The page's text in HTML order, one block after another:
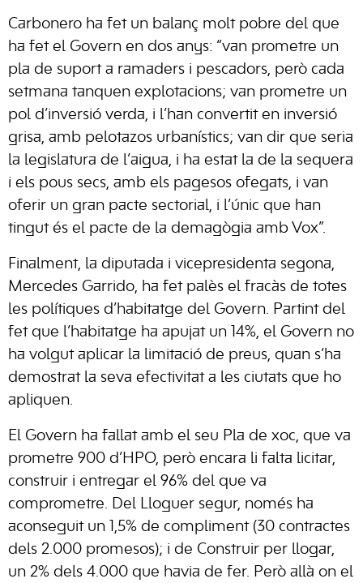
Carbonero ha fet un balanç molt pobre del que
ha fet el Govern en dos anys: “van prometre un
pla de suport a ramaders i pescadors, però cada
setmana tanquen explotacions; van prometre un
pol d’inversió verda, i l’han convertit en inversió
grisa, amb pelotazos urbanístics; van dir que seria
la legislatura de l’aigua, i ha estat la de la sequera
i els pous secs, amb els pagesos ofegats, i van
oferir un gran pacte sectorial, i l’únic que han
tingut és el pacte de la demagògia amb Vox”.
Finalment, la diputada i vicepresidenta segona,
Mercedes Garrido, ha fet palès el fracàs de totes
les polítiques d’habitatge del Govern. Partint del
fet que l’habitatge ha apujat un 14%, el Govern no
ha volgut aplicar la limitació de preus, quan s’ha
demostrat la seva efectivitat a les ciutats que ho
apliquen.
El Govern ha fallat amb el seu Pla de xoc, que va
prometre 900 d’HPO, però encara li falta licitar,
construir i entregar el 96% del que va
comprometre. Del Lloguer segur, només ha
aconseguit un 1,5% de compliment (30 contractes
dels 2.000 promesos); i de Construir per llogar,
un 2% dels 4.000 que havia de fer. Però allà on el